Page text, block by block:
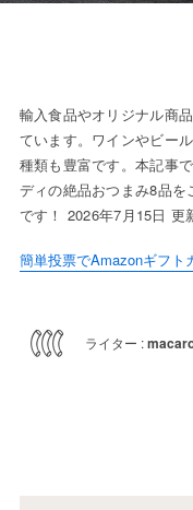
輸入食品やオリジナル商
ています。ワインやビー
種類も豊富です。本記事
ディの絶品おつまみ8品
です！ 2026年7月15日 更
簡単投票でAmazonギフト
ライター :